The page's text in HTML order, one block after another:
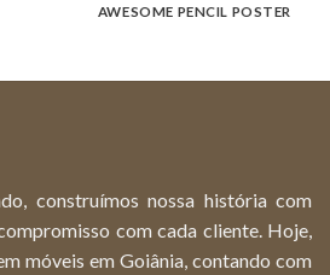
AWESOME PENCIL POSTER
construímos nossa história com
com cada cliente. Hoje,
móveis em Goiânia, contando com